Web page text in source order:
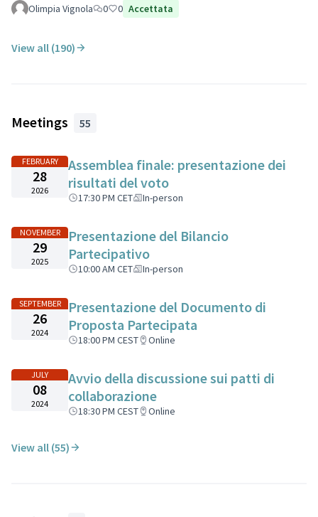
Olimpia Vignola 0 0 Accettata
View all (190)
Meetings 55
FEBRUARY
28
2026
Assemblea finale: presentazione dei
risultati del voto
17:30 PM CET In-person
NOVEMBER
29
2025
Presentazione del Bilancio
Partecipativo
10:00 AM CET In-person
SEPTEMBER
26
2024
Presentazione del Documento di
Proposta Partecipata
18:00 PM CEST Online
JULY
08
2024
Avvio della discussione sui patti di
collaborazione
18:30 PM CEST Online
View all (55)